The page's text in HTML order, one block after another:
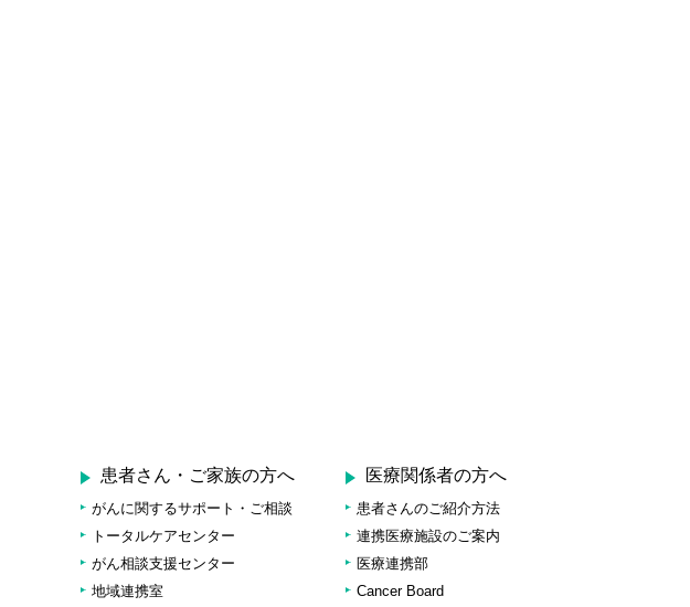
患者さん・ご家族の方へ
がんに関するサポート・ご相談
トータルケアセンター
がん相談支援センター
地域連携室
医療関係者の方へ
患者さんのご紹介方法
連携医療施設のご案内
医療連携部
Cancer Board